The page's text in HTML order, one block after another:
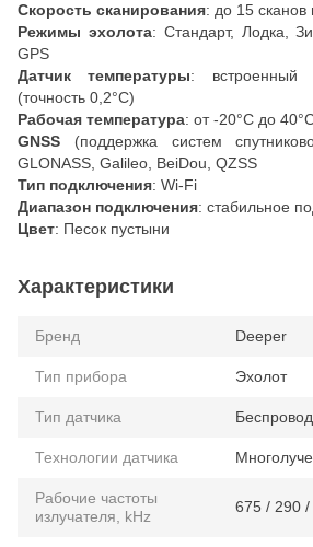
Скорость сканирования: до 15 сканов
Режимы эхолота: Стандарт, Лодка,
GPS
Датчик температуры: встроенный
(точность 0,2°C)
Рабочая температура: от -20°C до
GNSS (поддержка систем
GLONASS, Galileo, BeiDou, QZSS
Тип подключения: Wi-Fi
Диапазон подключения: стабильное
Цвет: Песок пустыни
Характеристики
Бренд Deeper
Тип прибора Эхолот
Тип датчика
Технологии датчика
Рабочие частоты
излучателя, kHz
675 / 290 /